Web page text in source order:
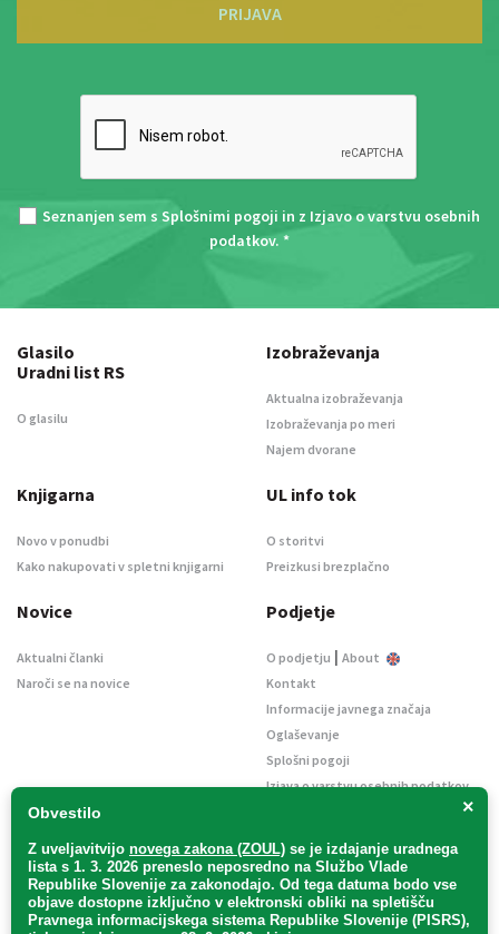
PRIJAVA
Seznanjen sem s Splošnimi pogoji in z Izjavo o varstvu osebnih
podatkov. *
×
Obvestilo
Z uveljavitvijo novega zakona (ZOUL) se je izdajanje uradnega
lista s 1. 3. 2026 preneslo neposredno na Službo Vlade
Republike Slovenije za zakonodajo. Od tega datuma bodo vse
objave dostopne izključno v elektronski obliki na spletišču
Pravnega informacijskega sistema Republike Slovenije (PISRS),
Glasilo
Uradni list RS
O glasilu
Izobraževanja
Aktualna izobraževanja
Izobraževanja po meri
Najem dvorane
Knjigarna
Novo v ponudbi
Kako nakupovati v spletni knjigarni
UL info tok
O storitvi
Preizkusi brezplačno
Novice
Aktualni članki
Naroči se na novice
Podjetje
O podjetju | About
Kontakt
Informacije javnega značaja
Oglaševanje
Splošni pogoji
Izjava o varstvu osebnih podatkov